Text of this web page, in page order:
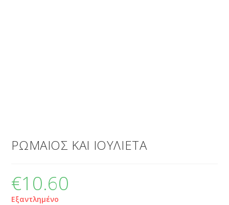
ΡΩΜΑΙΟΣ ΚΑΙ ΙΟΥΛΙΕΤΑ
€10.60
Εξαντλημένο